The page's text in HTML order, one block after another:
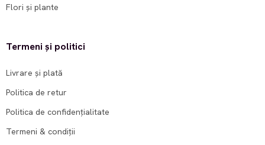
Flori și plante
Termeni și politici
Livrare și plată
Politica de retur
Politica de confidențialitate
Termeni & condiții